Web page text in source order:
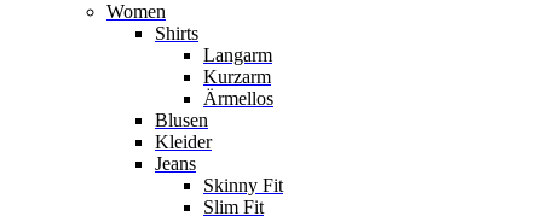
Women
Shirts
Langarm
Kurzarm
Ärmellos
Blusen
Kleider
Jeans
Skinny Fit
Slim Fit